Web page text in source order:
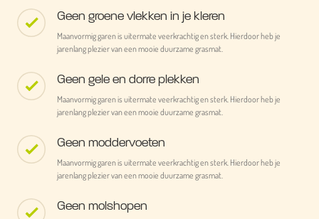
Geen groene vlekken in je kleren
Maanvormig garen is uitermate veerkrachtig en sterk. Hierdoor heb je
jarenlang plezier van een mooie duurzame grasmat.
Geen gele en dorre plekken
Maanvormig garen is uitermate veerkrachtig en sterk. Hierdoor heb je
jarenlang plezier van een mooie duurzame grasmat.
Geen moddervoeten
Maanvormig garen is uitermate veerkrachtig en sterk. Hierdoor heb je
jarenlang plezier van een mooie duurzame grasmat.
Geen molshopen